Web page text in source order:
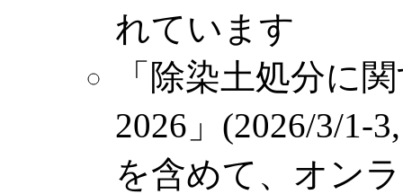
れています
「除染土処分に
2026」(2026/3/1-
を含めて、オン